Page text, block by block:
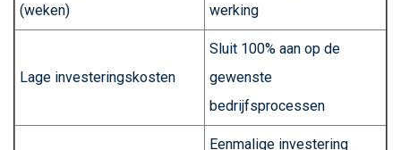
(weken)
werking
Lage investeringskosten
Sluit 100% aan op de
gewenste
bedrijfsprocessen
Eenmalige investering